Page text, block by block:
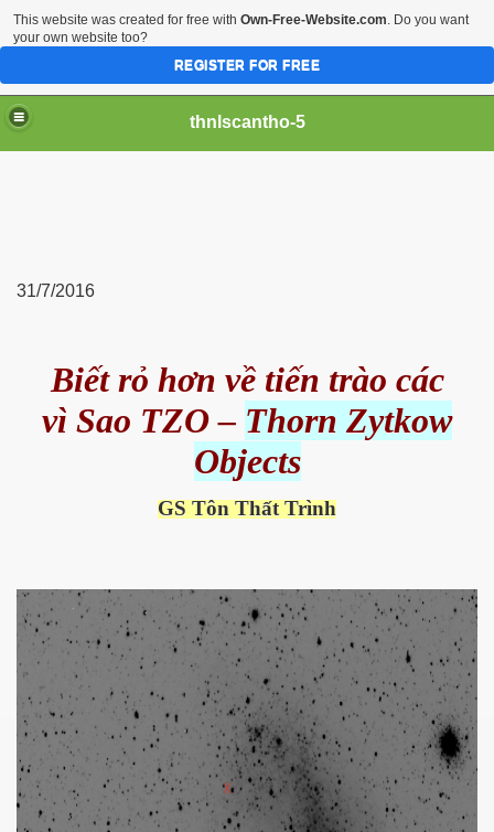
thnlscantho-5
31/7/2016
Biết rỏ hơn về tiến trào các
vì Sao TZO – Thorn Zytkow
Objects
GS Tôn Thất Trình
qua đời
This website was created for free with Own-Free-Website.com. Do you want
your own website too?
REGISTER FOR FREE